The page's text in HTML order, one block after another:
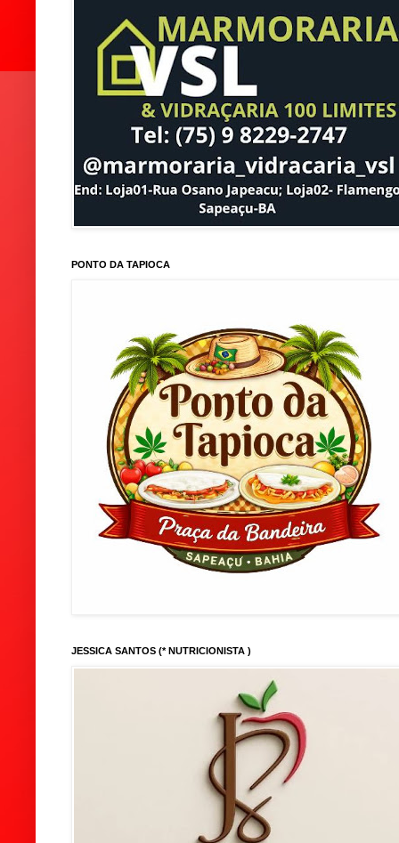
PONTO DA TAPIOCA
JESSICA SANTOS (* NUTRICIONISTA )